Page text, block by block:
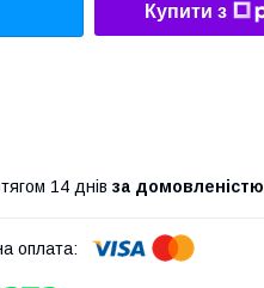
Купити з
14 днів за домовленістю